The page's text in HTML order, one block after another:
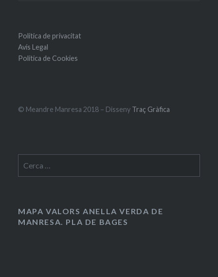
Política de privacitat
Avís Legal
Política de Cookies
© Meandre Manresa 2018 – Disseny Traç Gràfica
MAPA VALORS ANELLA VERDA DE
MANRESA. PLA DE BAGES